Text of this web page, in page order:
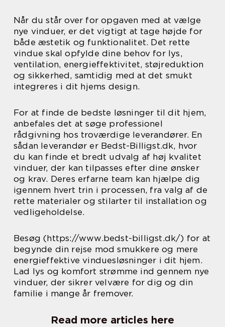
Når du står over for opgaven med at vælge
nye vinduer, er det vigtigt at tage højde for
både æstetik og funktionalitet. Det rette
vindue skal opfylde dine behov for lys,
ventilation, energieffektivitet, støjreduktion
og sikkerhed, samtidig med at det smukt
integreres i dit hjems design.
For at finde de bedste løsninger til dit hjem,
anbefales det at søge professionel
rådgivning hos troværdige leverandører. En
sådan leverandør er Bedst-Billigst.dk, hvor
du kan finde et bredt udvalg af høj kvalitet
vinduer, der kan tilpasses efter dine ønsker
og krav. Deres erfarne team kan hjælpe dig
igennem hvert trin i processen, fra valg af de
rette materialer og stilarter til installation og
vedligeholdelse.
Besøg (https://www.bedst-billigst.dk/) for at
begynde din rejse mod smukkere og mere
energieffektive vinduesløsninger i dit hjem.
Lad lys og komfort strømme ind gennem nye
vinduer, der sikrer velvære for dig og din
familie i mange år fremover.
Read more articles here